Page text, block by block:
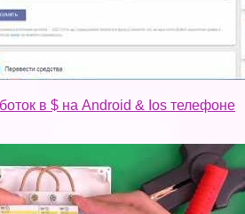
в $ на Android & Ios телефоне